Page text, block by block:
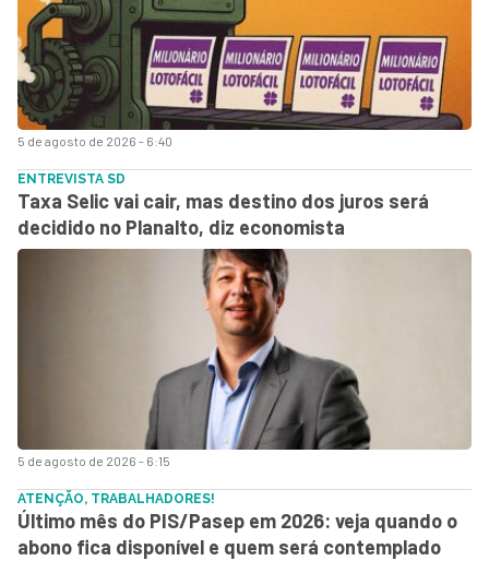
5 de agosto de 2026 - 6:40
5 de agosto de 2026 - 6:15
ENTREVISTA SD
Taxa Selic vai cair, mas destino dos juros será
decidido no Planalto, diz economista
ATENÇÃO, TRABALHADORES!
Último mês do PIS/Pasep em 2026: veja quando o
abono fica disponível e quem será contemplado